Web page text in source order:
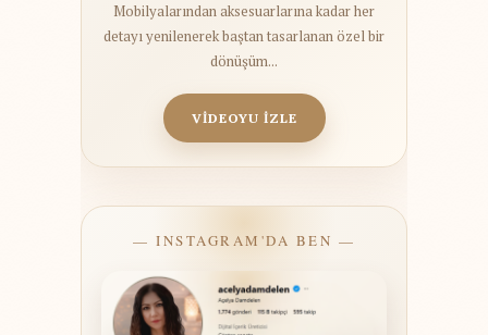
Mobilyalarından aksesuarlarına kadar her
detayı yenilenerek baştan tasarlanan özel bir
dönüşüm...
VİDEOYU İZLE
— INSTAGRAM'DA BEN —